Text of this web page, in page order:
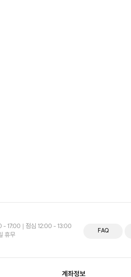
- 17:00 | 점심 12:00 - 13:00
휴무
FAQ
계좌정보